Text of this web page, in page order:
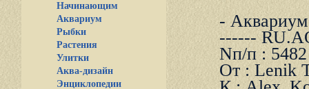
Начинающим
Аквариум
Рыбки
Растения
Улитки
Аква-дизайн
Энциклопедии
-
------
Nп/п :
От : Lenik